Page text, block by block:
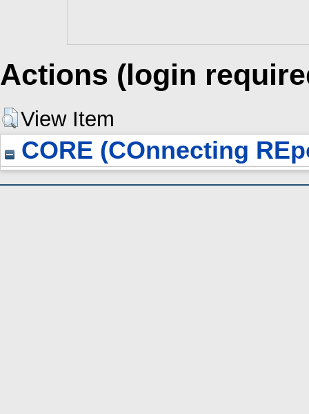
Actions (login
View Item
CORE (COnnecting